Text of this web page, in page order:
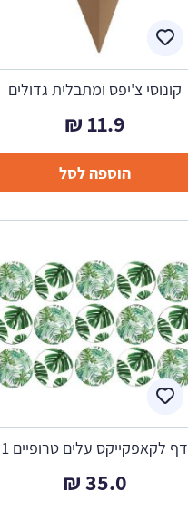
קונוסי צ'יפס ומתבלית גדולים
11.9
₪
הוספה לסל
דף לקאפקייקס עלים טרופיים 1
35.0
₪